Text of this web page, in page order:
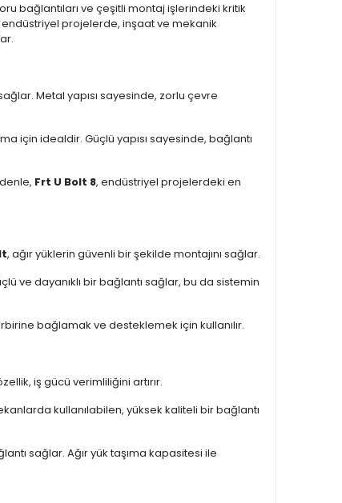
bağlantıları ve çeşitli montaj işlerindeki kritik
endüstriyel projelerde, inşaat ve mekanik
Metal yapısı sayesinde, zorlu çevre
için idealdir. Güçlü yapısı sayesinde, bağlantı
Frt U Bolt 8, endüstriyel projelerdeki en
, ağır yüklerin güvenli bir şekilde montajını sağlar.
ve dayanıklı bir bağlantı sağlar, bu da sistemin
bağlamak ve desteklemek için kullanılır.
iş gücü verimliliğini artırır.
kullanılabilen, yüksek kaliteli bir bağlantı
sağlar. Ağır yük taşıma kapasitesi ile